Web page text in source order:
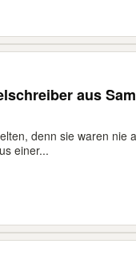
Senator
denn sie waren nie
einer...